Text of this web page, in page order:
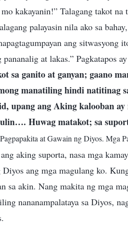
kakayanin!” Talagang takot
palayasin nila ako sa
ang sitwasyong
pananalig at lakas.” Pagkatapos
sa ganito at ganyan; gaano
manatiling hindi natitinag
upang ang Aking kalooban
Huwag matakot; sa
at Gawain ng Diyos. Mga
aking suporta, nasa mga
ang mga magulang ko.
sa akin. Nang makita ng mga
nananampalataya sa Diyos,